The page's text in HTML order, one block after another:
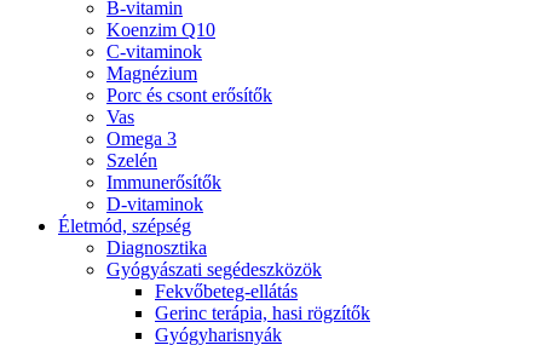
B-vitamin
Koenzim Q10
C-vitaminok
Magnézium
Porc és csont erősítők
Vas
Omega 3
Szelén
Immunerősítők
D-vitaminok
Életmód, szépség
Diagnosztika
Gyógyászati segédeszközök
Fekvőbeteg-ellátás
Gerinc terápia, hasi rögzítők
Gyógyharisnyák